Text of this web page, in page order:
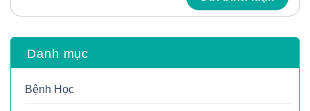
Danh mục
Bệnh Học